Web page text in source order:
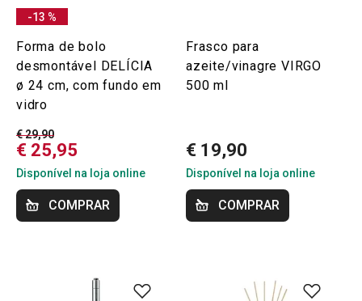
-13 %
Forma de bolo
desmontável DELÍCIA
ø 24 cm, com fundo em
vidro
€ 29,90
€ 25,95
Disponível na loja online
COMPRAR
Frasco para
azeite/vinagre VIRGO
500 ml
€ 19,90
Disponível na loja online
COMPRAR